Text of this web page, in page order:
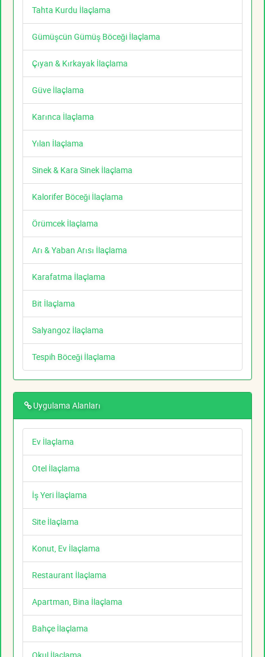
Tahta Kurdu İlaçlama
Gümüşcün Gümüş Böceği İlaçlama
Çıyan & Kırkayak İlaçlama
Güve İlaçlama
Karınca İlaçlama
Yılan İlaçlama
Sinek & Kara Sinek İlaçlama
Kalorifer Böceği İlaçlama
Örümcek İlaçlama
Arı & Yaban Arısı İlaçlama
Karafatma İlaçlama
Bit İlaçlama
Salyangoz İlaçlama
Tespih Böceği İlaçlama
Uygulama Alanları
Ev İlaçlama
Otel İlaçlama
İş Yeri İlaçlama
Site İlaçlama
Konut, Ev İlaçlama
Restaurant İlaçlama
Apartman, Bina İlaçlama
Bahçe İlaçlama